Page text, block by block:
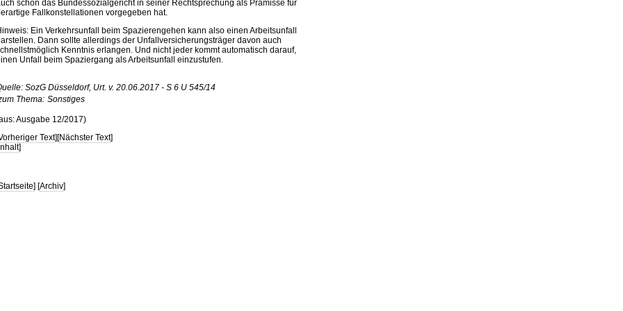
schon das Bundessozialgericht in seiner Rechtsprechung als Prämisse für
Fallkonstellationen vorgegeben hat.
Ein Verkehrsunfall beim Spazierengehen kann also einen Arbeitsunfall
Dann sollte allerdings der Unfallversicherungsträger davon auch
Kenntnis erlangen. Und nicht jeder kommt automatisch darauf,
Unfall beim Spaziergang als Arbeitsunfall einzustufen.
SozG Düsseldorf, Urt. v. 20.06.2017 - S 6 U 545/14
Thema: Sonstiges
Ausgabe 12/2017)
Text][Nächster Text]
]
] [Archiv]